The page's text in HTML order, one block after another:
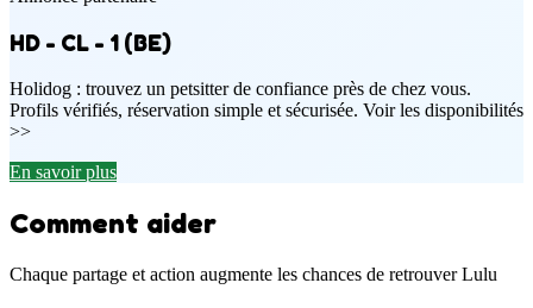
HD - CL - 1 (BE)
Holidog : trouvez un petsitter de confiance près de chez vous.
Profils vérifiés, réservation simple et sécurisée. Voir les disponibilités
>>
En savoir plus
Comment aider
Chaque partage et action augmente les chances de retrouver Lulu